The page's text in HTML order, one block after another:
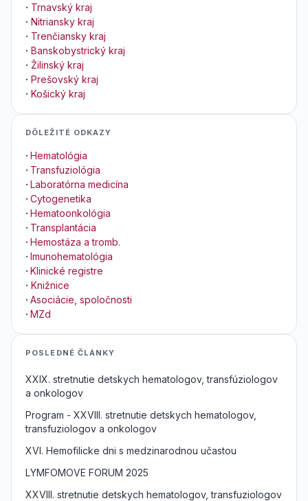
· Trnavský kraj
· Nitriansky kraj
· Trenčiansky kraj
· Banskobystrický kraj
· Žilinský kraj
· Prešovský kraj
· Košický kraj
DÔLEŽITÉ ODKAZY
· Hematológia
· Transfuziológia
· Laboratórna medicína
· Cytogenetika
· Hematoonkológia
· Transplantácia
· Hemostáza a tromb.
· Imunohematológia
· Klinické registre
· Knižnice
· Asociácie, spoločnosti
· MZd
POSLEDNÉ ČLÁNKY
XXIX. stretnutie detskych hematologov, transfúziologov
a onkologov
Program - XXVIII. stretnutie detskych hematologov,
transfuziologov a onkologov
XVI. Hemofilicke dni s medzinarodnou učastou
LYMFOMOVE FORUM 2025
XXVIII. stretnutie detskych hematologov, transfuziologov